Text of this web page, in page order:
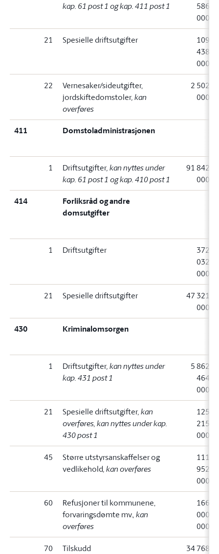
kap. 61 post 1 og kap. 411 post 1
586
000
21 Spesielle driftsutgifter
109
438
000
22
Vernesaker/sideutgifter,
jordskiftedomstoler, kan
overføres
2 502
000
411 Domstoladministrasjonen
1 Driftsutgifter, kan nyttes under
kap. 61 post 1 og kap. 410 post 1
91 842
000
414
Forliksråd og andre
domsutgifter
1 Driftsutgifter
372
032
000
21 Spesielle driftsutgifter
47 321
000
430 Kriminalomsorgen
1 Driftsutgifter, kan nyttes under
kap. 431 post 1
5 862
464
000
21 Spesielle driftsutgifter, kan
overføres, kan nyttes under kap.
430 post 1
125
215
000
45
Større utstyrsanskaffelser og
vedlikehold, kan overføres
111
952
000
60
Refusjoner til kommunene,
forvaringsdømte mv., kan
overføres
166
000
000
70 Tilskudd
34 768